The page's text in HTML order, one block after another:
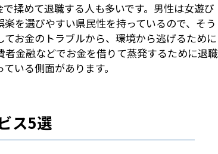
揉めて退職する人も多いです。男性は女遊び
を選びやすい県民性を持っているので、そう
お金のトラブルから、環境から逃げるために
金融などでお金を借りて蒸発するために退職
いる側面があります。
ス5選